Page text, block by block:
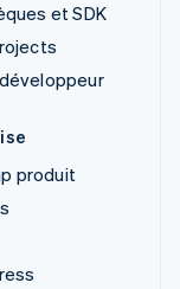
et SDK
produit